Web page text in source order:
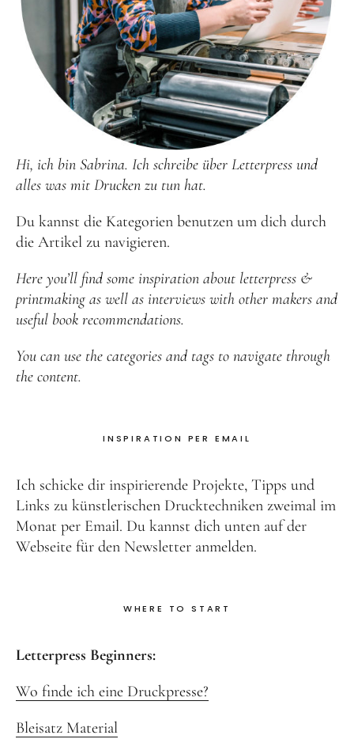
Hi, ich bin Sabrina. Ich schreibe über Letterpress und
alles was mit Drucken zu tun hat.
Du kannst die Kategorien benutzen um dich durch
die Artikel zu navigieren.
Here you’ll find some inspiration about letterpress &
printmaking as well as interviews with other makers and
useful book recommendations.
You can use the categories and tags to navigate through
the content.
INSPIRATION PER EMAIL
Ich schicke dir inspirierende Projekte, Tipps und
Links zu künstlerischen Drucktechniken zweimal im
Monat per Email. Du kannst dich unten auf der
Webseite für den Newsletter anmelden.
WHERE TO START
Letterpress Beginners:
Wo finde ich eine Druckpresse?
Bleisatz Material